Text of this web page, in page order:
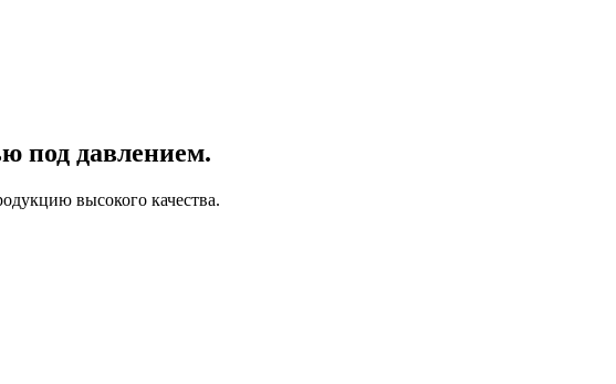
под давлением.
высокого качества.